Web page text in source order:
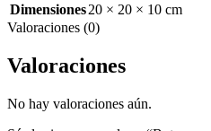
Dimensiones20 × 20 × 10 cm
Valoraciones (0)
Valoraciones
No hay valoraciones aún.